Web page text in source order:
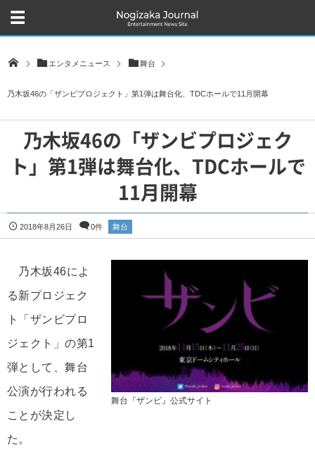
エンタメニュース 舞台
乃木坂46の「ザンビプロジェクト」第1弾は舞台化、TDCホールで11月開幕
乃木坂46の「ザンビプロジェク
ト」第1弾は舞台化、TDCホールで
11月開幕
2018年8月26日 0件 舞台
舞台『ザンビ』公式サイト
乃木坂46によ
る新プロジェク
ト「ザンビプロ
ジェクト」の第1
弾として、舞台
公演が行われる
ことが決定し
た。